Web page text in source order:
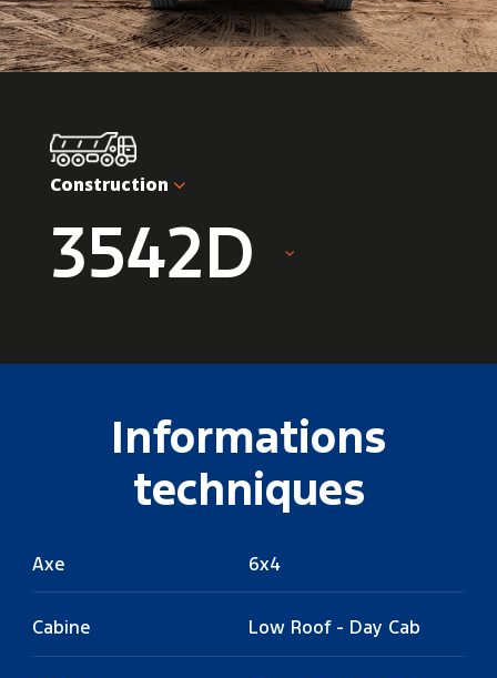
Construction
3542D
Informations
techniques
Axe 6x4
Cabine Low Roof - Day Cab